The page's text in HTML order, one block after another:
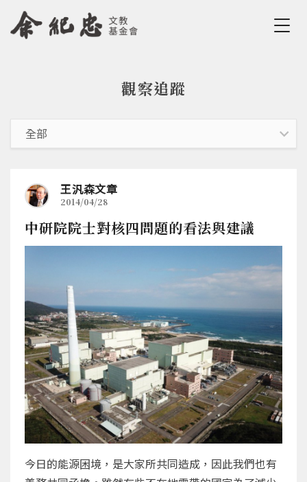
Jump to Navigation
Jump to Main content
觀察追蹤
王汎森文章
2014/04/28
中研院院士對核四問題的看法與建議
今日的能源困境，是大家所共同造成，因此我們也有